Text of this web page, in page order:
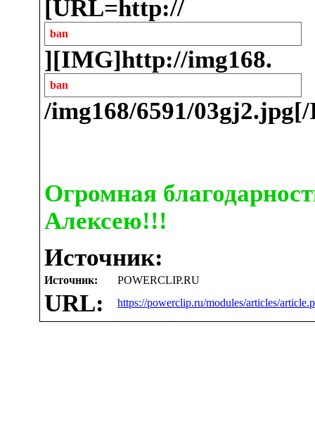
[URL=http://
ban
][IMG]http://img168.
ban
/img168/6591/
Огромная
Алексею!!!
Источник:
Источник: POWERCLIP.RU
URL: https://powerclip.ru/modules/articles/